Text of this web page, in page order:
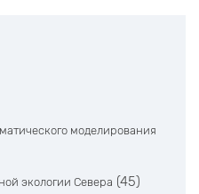
моделирования
экологии Севера (45)